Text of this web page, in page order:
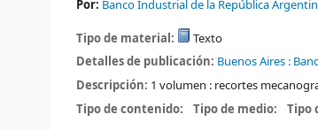
Por: Banco Industrial de la República
Tipo de material:
Texto
Detalles de publicación: Buenos Aires :
Descripción: 1 volumen : recortes
Tipo de contenido:
Tipo de medio: Tipo